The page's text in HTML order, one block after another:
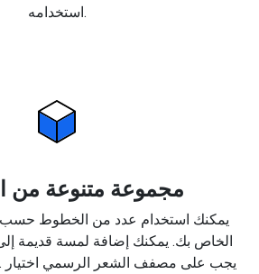
استخدامه.
مجموعة متنوعة من
يمكنك استخدام عدد من الخطوط حسب
الخاص بك. يمكنك إضافة لمسة قديمة